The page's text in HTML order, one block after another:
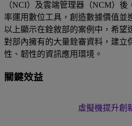
（NCI）及雲端管理器（NCM）
率運用數位工具，創造數據價值並
以上顯示在銓敘部的案例中，希望
對部內擁有的大量銓審資料，建立
性、韌性的資訊應用環境。
關鍵效益
虛擬機提升創